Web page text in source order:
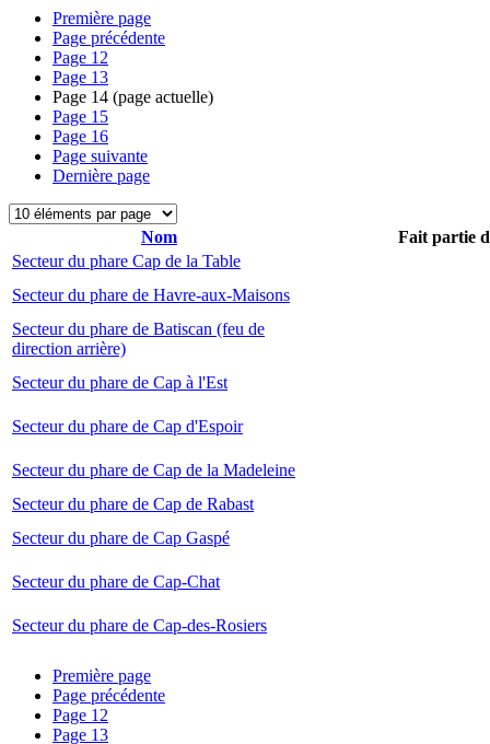
Première page
Page précédente
Page 12
Page 13
Page 14 (page actuelle)
Page 15
Page 16
Page suivante
Dernière page
Nom
Fait partie
Secteur du phare Cap de la Table
Secteur du phare de Havre-aux-Maisons
Secteur du phare de Batiscan (feu de
direction arrière)
Secteur du phare de Cap à l'Est
Secteur du phare de Cap d'Espoir
Secteur du phare de Cap de la Madeleine
Secteur du phare de Cap de Rabast
Secteur du phare de Cap Gaspé
Secteur du phare de Cap-Chat
Secteur du phare de Cap-des-Rosiers
Première page
Page précédente
Page 12
Page 13